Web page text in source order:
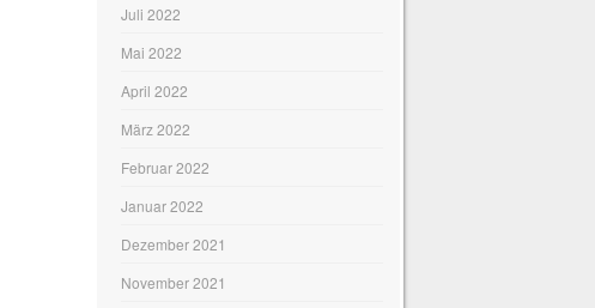
Juli 2022
Mai 2022
April 2022
März 2022
Februar 2022
Januar 2022
Dezember 2021
November 2021